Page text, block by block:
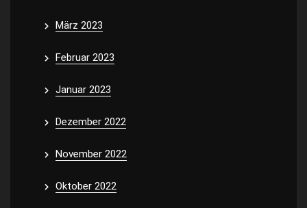
März 2023
Februar 2023
Januar 2023
Dezember 2022
November 2022
Oktober 2022